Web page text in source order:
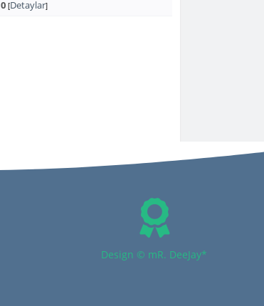
0 [Detaylar]
Design © mR. DeeJay*